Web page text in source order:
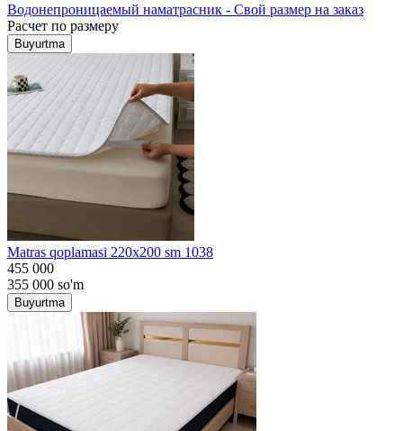
Водонепроницаемый наматрасник - Свой размер на заказ
Расчет по размеру
Buyurtma
Matras qoplamasi 220x200 sm 1038
455 000
355 000 so'm
Buyurtma